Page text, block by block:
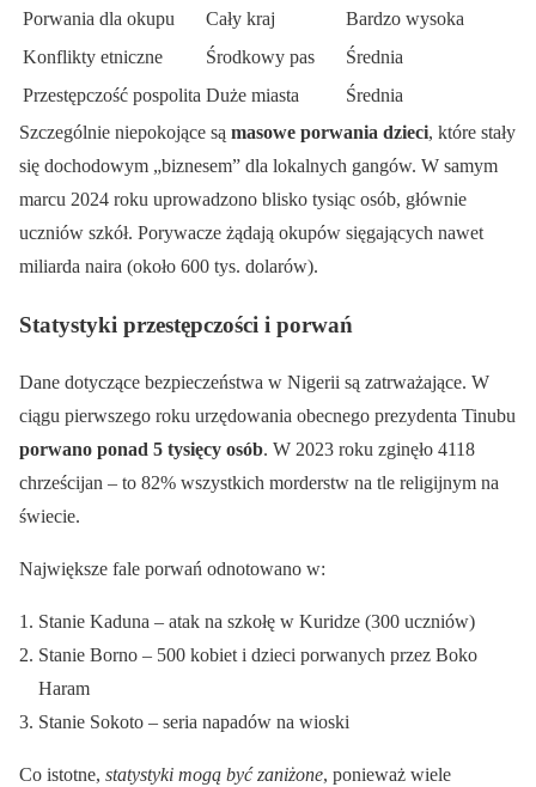
Porwania dla okupu
Cały kraj
Bardzo wysoka
Konflikty etniczne
Środkowy pas
Średnia
Przestępczość pospolita Duże miasta
Średnia
Szczególnie niepokojące są masowe porwania dzieci, które stały
się dochodowym „biznesem” dla lokalnych gangów. W samym
marcu 2024 roku uprowadzono blisko tysiąc osób, głównie
uczniów szkół. Porywacze żądają okupów sięgających nawet
miliarda naira (około 600 tys. dolarów).
Statystyki przestępczości i porwań
Dane dotyczące bezpieczeństwa w Nigerii są zatrważające. W
ciągu pierwszego roku urzędowania obecnego prezydenta Tinubu
porwano ponad 5 tysięcy osób. W 2023 roku zginęło 4118
chrześcijan – to 82% wszystkich morderstw na tle religijnym na
świecie.
Największe fale porwań odnotowano w:
Stanie Kaduna – atak na szkołę w Kuridze (300 uczniów)
Stanie Borno – 500 kobiet i dzieci porwanych przez Boko
Haram
Stanie Sokoto – seria napadów na wioski
Co istotne, statystyki mogą być zaniżone, ponieważ wiele